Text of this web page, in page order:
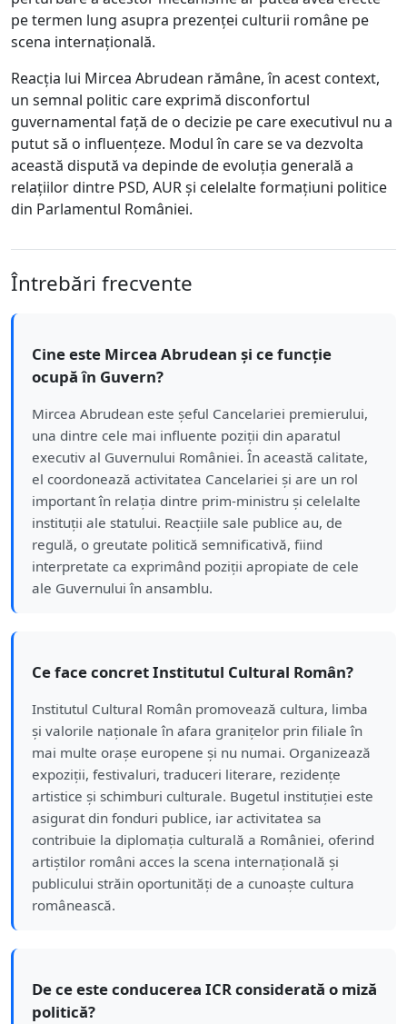
pe termen lung asupra prezenței culturii române pe
scena internațională.
Reacția lui Mircea Abrudean rămâne, în acest context,
un semnal politic care exprimă disconfortul
guvernamental față de o decizie pe care executivul nu a
putut să o influențeze. Modul în care se va dezvolta
această dispută va depinde de evoluția generală a
relațiilor dintre PSD, AUR și celelalte formațiuni politice
din Parlamentul României.
Întrebări frecvente
Cine este Mircea Abrudean și ce funcție
ocupă în Guvern?
Mircea Abrudean este șeful Cancelariei premierului,
una dintre cele mai influente poziții din aparatul
executiv al Guvernului României. În această calitate,
el coordonează activitatea Cancelariei și are un rol
important în relația dintre prim-ministru și celelalte
instituții ale statului. Reacțiile sale publice au, de
regulă, o greutate politică semnificativă, fiind
interpretate ca exprimând poziții apropiate de cele
ale Guvernului în ansamblu.
Ce face concret Institutul Cultural Român?
Institutul Cultural Român promovează cultura, limba
și valorile naționale în afara granițelor prin filiale în
mai multe orașe europene și nu numai. Organizează
expoziții, festivaluri, traduceri literare, rezidențe
artistice și schimburi culturale. Bugetul instituției este
asigurat din fonduri publice, iar activitatea sa
contribuie la diplomația culturală a României, oferind
artiștilor români acces la scena internațională și
publicului străin oportunități de a cunoaște cultura
românească.
De ce este conducerea ICR considerată o miză
politică?